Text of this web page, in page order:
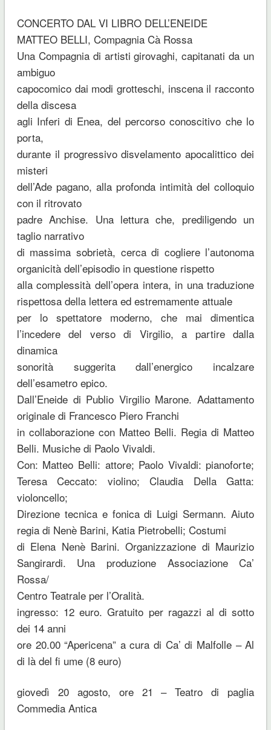
CONCERTO DAL VI LIBRO DELL’ENEIDE
MATTEO BELLI, Compagnia Cà Rossa
Una Compagnia di artisti girovaghi, capitanati da un
ambiguo
capocomico dai modi grotteschi, inscena il racconto
della discesa
agli Inferi di Enea, del percorso conoscitivo che lo
porta,
durante il progressivo disvelamento apocalittico dei
misteri
dell’Ade pagano, alla profonda intimità del colloquio
con il ritrovato
padre Anchise. Una lettura che, prediligendo un
taglio narrativo
di massima sobrietà, cerca di cogliere l’autonoma
organicità dell’episodio in questione rispetto
alla complessità dell’opera intera, in una traduzione
rispettosa della lettera ed estremamente attuale
per lo spettatore moderno, che mai dimentica
l’incedere del verso di Virgilio, a partire dalla
dinamica
sonorità suggerita dall’energico incalzare
dell’esametro epico.
Dall’Eneide di Publio Virgilio Marone. Adattamento
originale di Francesco Piero Franchi
in collaborazione con Matteo Belli. Regia di Matteo
Belli. Musiche di Paolo Vivaldi.
Con: Matteo Belli: attore; Paolo Vivaldi: pianoforte;
Teresa Ceccato: violino; Claudia Della Gatta:
violoncello;
Direzione tecnica e fonica di Luigi Sermann. Aiuto
regia di Nenè Barini, Katia Pietrobelli; Costumi
di Elena Nenè Barini. Organizzazione di Maurizio
Sangirardi. Una produzione Associazione Ca’
Rossa/
Centro Teatrale per l’Oralità.
ingresso: 12 euro. Gratuito per ragazzi al di sotto
dei 14 anni
ore 20.00 “Apericena” a cura di Ca’ di Malfolle – Al
di là del fi ume (8 euro)
giovedì 20 agosto, ore 21 – Teatro di paglia
Commedia Antica